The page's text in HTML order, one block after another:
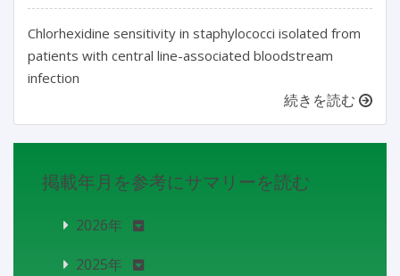
Chlorhexidine sensitivity in staphylococci isolated from
patients with central line-associated bloodstream
infection
続きを読む
掲載年月を参考にサマリーを読む
2026年
2025年